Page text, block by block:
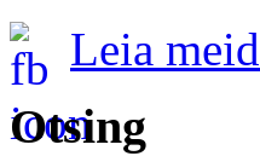
Leia
Otsing